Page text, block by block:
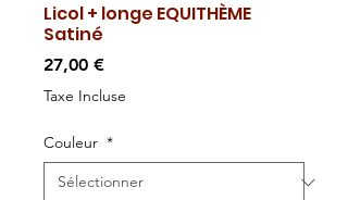
Licol + longe EQUITHÈME
Satiné
27,00 €Prix
Taxe Incluse
Couleur *